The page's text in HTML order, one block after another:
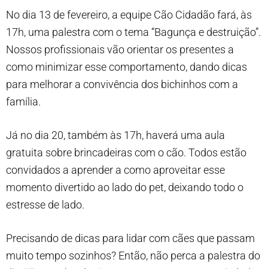
No dia 13 de fevereiro, a equipe Cão Cidadão fará, às
17h, uma palestra com o tema “Bagunça e destruição”.
Nossos profissionais vão orientar os presentes a
como minimizar esse comportamento, dando dicas
para melhorar a convivência dos bichinhos com a
família.
Já no dia 20, também às 17h, haverá uma aula
gratuita sobre brincadeiras com o cão. Todos estão
convidados a aprender a como aproveitar esse
momento divertido ao lado do pet, deixando todo o
estresse de lado.
Precisando de dicas para lidar com cães que passam
muito tempo sozinhos? Então, não perca a palestra do